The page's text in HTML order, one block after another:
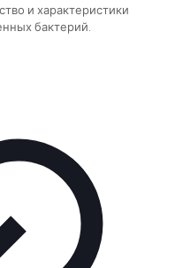
и характеристики
бактерий.